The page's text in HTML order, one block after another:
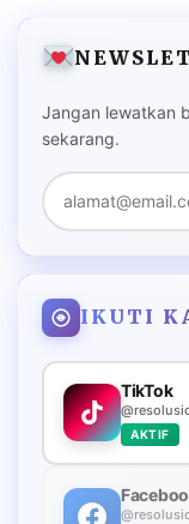
Jangan lewatkan
sekarang.
IKUTI
TikTok
AKTIF